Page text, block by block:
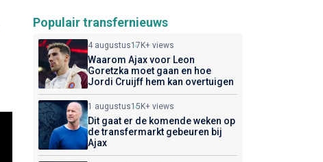
Populair transfernieuws
4 augustus17K+ views
Waarom Ajax voor Leon
Goretzka moet gaan en hoe
Jordi Cruijff hem kan overtuigen
1 augustus15K+ views
Dit gaat er de komende weken op
de transfermarkt gebeuren bij
Ajax